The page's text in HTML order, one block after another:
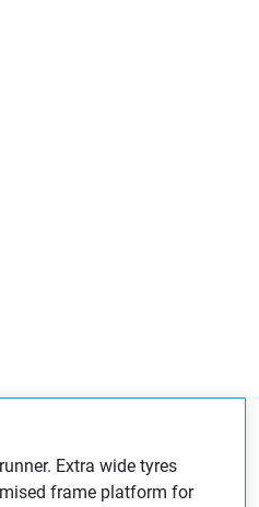
Extra wide tyres
frame platform for